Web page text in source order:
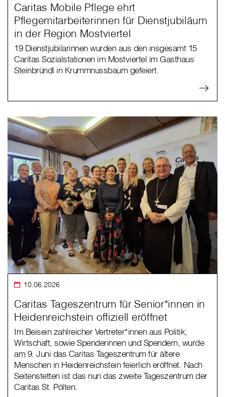
Caritas Mobile Pflege ehrt
Pflegemitarbeiterinnen für Dienstjubiläum
in der Region Mostviertel
19 Dienstjubilarinnen wurden aus den insgesamt 15
Caritas Sozialstationen im Mostviertel im Gasthaus
Steinbründl in Krummnussbaum gefeiert.
10.06.2026
Caritas Tageszentrum für Senior*innen in
Heidenreichstein offiziell eröffnet
Im Beisein zahlreicher Vertreter*innen aus Politik,
Wirtschaft, sowie Spenderinnen und Spendern, wurde
am 9. Juni das Caritas Tageszentrum für ältere
Menschen in Heidenreichstein feierlich eröffnet. Nach
Seitenstetten ist das nun das zweite Tageszentrum der
Caritas St. Pölten.